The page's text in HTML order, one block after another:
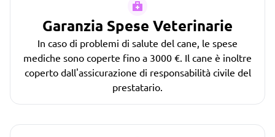
Garanzia Spese Veterinarie
In caso di problemi di salute del cane, le spese
mediche sono coperte fino a 3000 €. Il cane è inoltre
coperto dall'assicurazione di responsabilità civile del
prestatario.